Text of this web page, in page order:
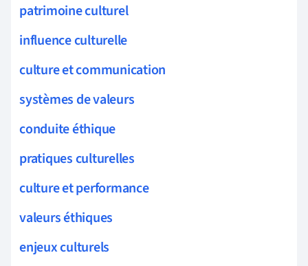
patrimoine culturel
influence culturelle
culture et communication
systèmes de valeurs
conduite éthique
pratiques culturelles
culture et performance
valeurs éthiques
enjeux culturels